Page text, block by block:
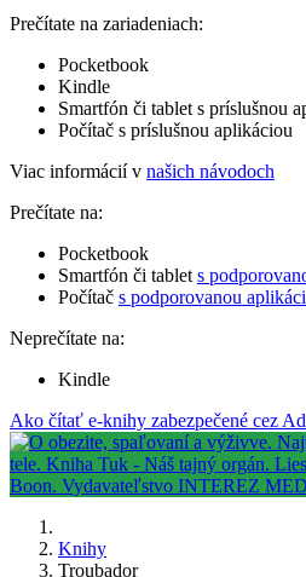
Prečítate na zariadeniach:
Pocketbook
Kindle
Smartfón či tablet s príslušnou
Počítač s príslušnou aplikáciou
Viac informácií v našich návodoch
Prečítate na:
Pocketbook
Smartfón či tablet s
Počítač s podporovanou
Neprečítate na:
Kindle
Ako čítať e-knihy zabezpečené cez
Knihy
Troubador